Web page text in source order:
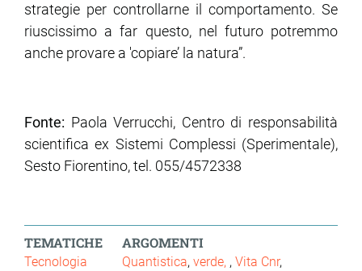
strategie per controllarne il comportamento. Se
riuscissimo a far questo, nel futuro potremmo
anche provare a 'copiare’ la natura”.
Fonte: Paola Verrucchi, Centro di responsabilità
scientifica ex Sistemi Complessi (Sperimentale),
Sesto Fiorentino, tel. 055/4572338
TEMATICHE
Tecnologia
ARGOMENTI
Quantistica verde, Vita Cnr